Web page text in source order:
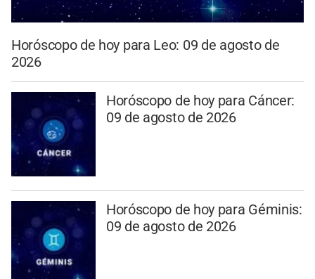
Horóscopo de hoy para Leo: 09 de agosto de
2026
Horóscopo de hoy para Cáncer:
09 de agosto de 2026
Horóscopo de hoy para Géminis:
09 de agosto de 2026